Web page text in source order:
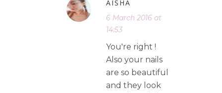
AISHA
6 March 2016 at
14:53
You're right !
Also your nails
are so beautiful
and they look